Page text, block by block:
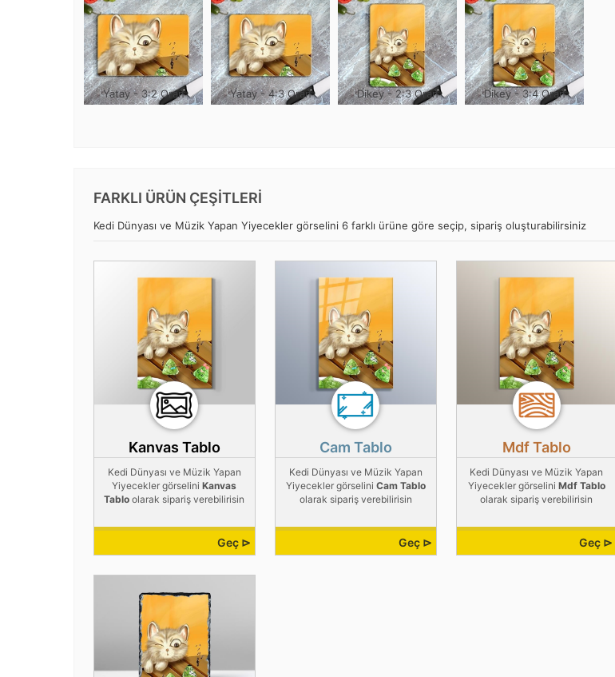
Yatay - 3:2 Oran Yatay - 4:3 Oran Dikey - 2:3 Oran Dikey - 3:4 Oran
FARKLI ÜRÜN ÇEŞİTLERİ
Kedi Dünyası ve Müzik Yapan Yiyecekler görselini 6 farklı ürüne göre seçip, sipariş oluşturabilirsiniz
Kanvas Tablo
Kedi Dünyası ve Müzik Yapan
Yiyecekler görseliniKanvas
Tablo olarak sipariş verebilirisin
Geç ⊳
Cam Tablo
Kedi Dünyası ve Müzik Yapan
Yiyecekler görselini Cam Tablo
olarak sipariş verebilirisin
Geç ⊳
Mdf Tablo
Kedi Dünyası ve Müzik Yapan
Yiyecekler görselini Mdf Tablo
olarak sipariş verebilirisin
Geç ⊳